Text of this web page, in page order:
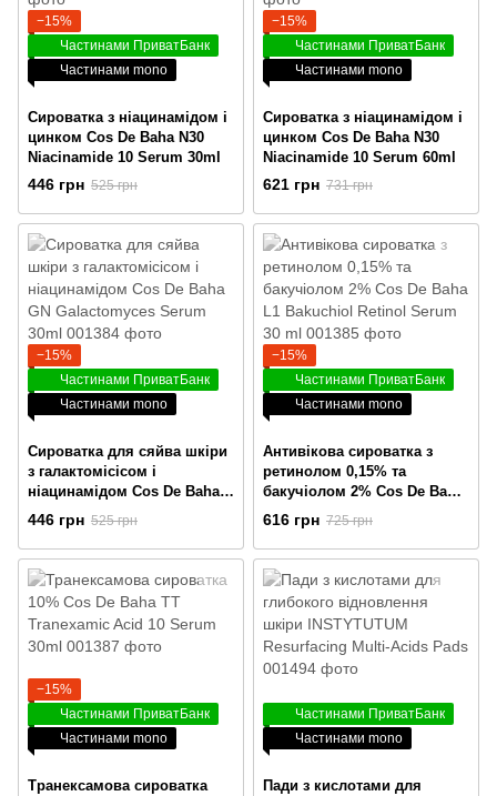
−15%
Частинами ПриватБанк
Частинами mono
Сироватка з ніацинамідом і
цинком Cos De Baha N30
Niacinamide 10 Serum 30ml
446 грн 525 грн
−15%
Частинами ПриватБанк
Частинами mono
Сироватка з ніацинамідом і
цинком Cos De Baha N30
Niacinamide 10 Serum 60ml
621 грн 731 грн
−15%
Частинами ПриватБанк
Частинами mono
Сироватка для сяйва шкіри
з галактомісісом і
ніацинамідом Cos De Baha
GN Galactomyces Serum
446 грн 525 грн
−15%
Частинами ПриватБанк
Частинами mono
Антивікова сироватка з
ретинолом 0,15% та
бакучіолом 2% Cos De Baha
L1 Bakuchiol Retinol Serum
616 грн 725 грн
−15%
Частинами ПриватБанк
Частинами mono
Транексамова сироватка
Частинами ПриватБанк
Частинами mono
Пади з кислотами для